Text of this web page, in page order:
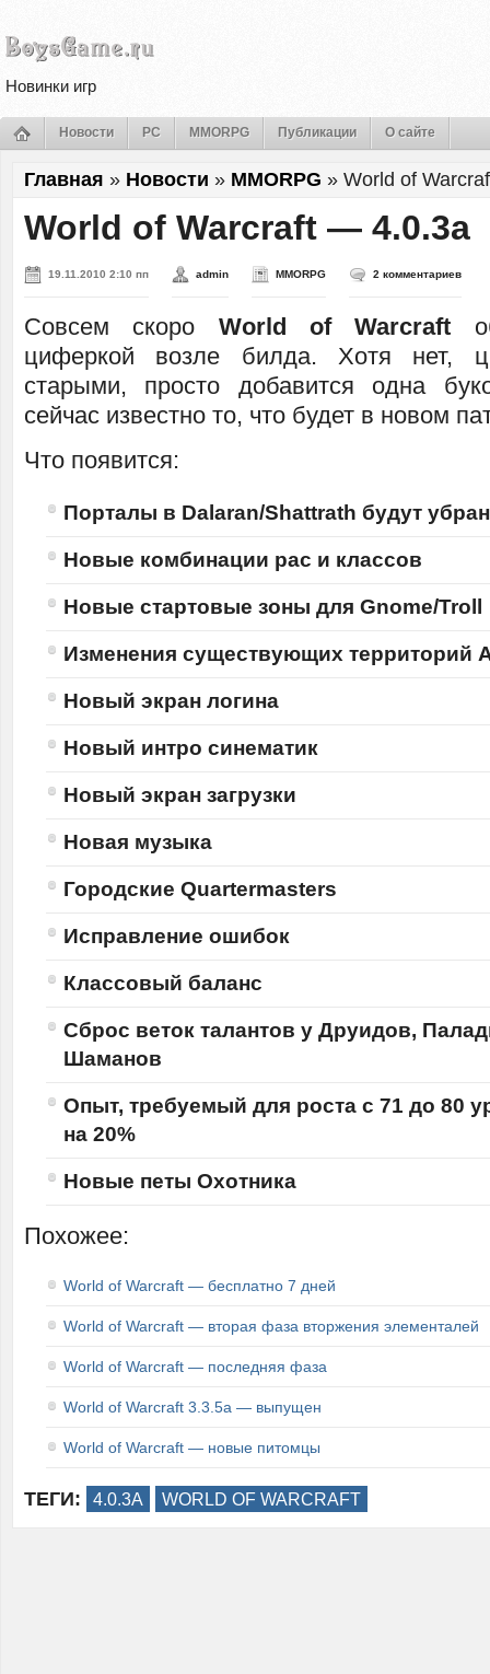
Новинки игр
Новости PC MMORPG Публикации О сайте
Главная » Новости » MMORPG » World of
World of Warcraft — 4.0.3a
19.11.2010 2:10 пп admin MMORPG 2 комментариев
Совсем скоро World of Warcraft
циферкой возле билда. Хотя нет,
старыми, просто добавится одна
сейчас известно то, что будет в новом
Что появится:
Порталы в Dalaran/Shattrath будут
Новые комбинации рас и классов
Новые стартовые зоны для Gnome/Troll
Изменения существующих территорий
Новый экран логина
Новый интро синематик
Новый экран загрузки
Новая музыка
Городские Quartermasters
Исправление ошибок
Классовый баланс
Сброс веток талантов у Друидов,
Шаманов
Опыт, требуемый для роста с 71 до 80
на 20%
Новые петы Охотника
Похожее:
World of Warcraft — бесплатно 7 дней
World of Warcraft — вторая фаза вторжения элементалей
World of Warcraft — последняя фаза
World of Warcraft 3.3.5a — выпущен
World of Warcraft — новые питомцы
ТЕГИ: 4.0.3A WORLD OF WARCRAFT